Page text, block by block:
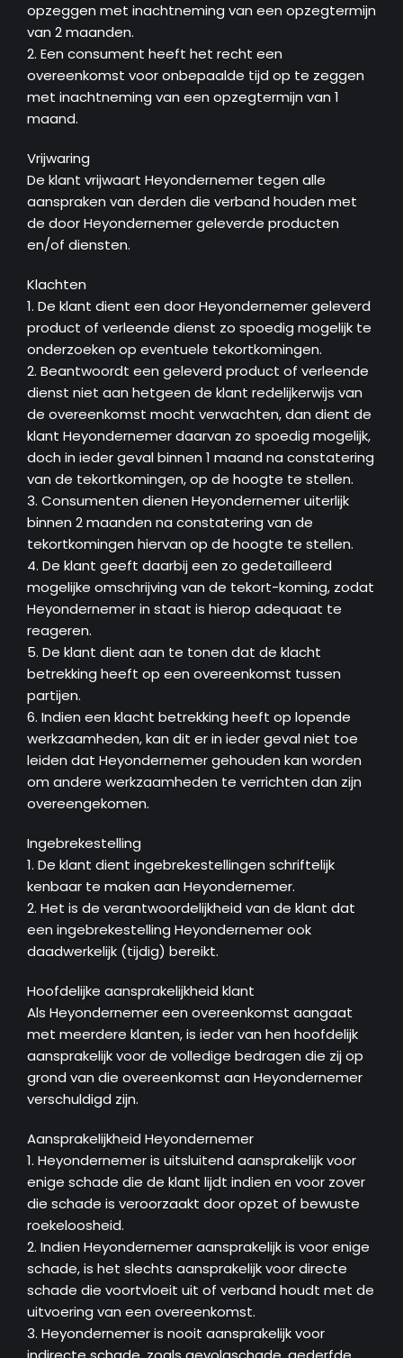
opzeggen met inachtneming van een opzegtermijn
van 2 maanden.
2. Een consument heeft het recht een
overeenkomst voor onbepaalde tijd op te zeggen
met inachtneming van een opzegtermijn van 1
maand.
Vrijwaring
De klant vrijwaart Heyondernemer tegen alle
aanspraken van derden die verband houden met
de door Heyondernemer geleverde producten
en/of diensten.
Klachten
1. De klant dient een door Heyondernemer geleverd
product of verleende dienst zo spoedig mogelijk te
onderzoeken op eventuele tekortkomingen.
2. Beantwoordt een geleverd product of verleende
dienst niet aan hetgeen de klant redelijkerwijs van
de overeenkomst mocht verwachten, dan dient de
klant Heyondernemer daarvan zo spoedig mogelijk,
doch in ieder geval binnen 1 maand na constatering
van de tekortkomingen, op de hoogte te stellen.
3. Consumenten dienen Heyondernemer uiterlijk
binnen 2 maanden na constatering van de
tekortkomingen hiervan op de hoogte te stellen.
4. De klant geeft daarbij een zo gedetailleerd
mogelijke omschrijving van de tekort-koming, zodat
Heyondernemer in staat is hierop adequaat te
reageren.
5. De klant dient aan te tonen dat de klacht
betrekking heeft op een overeenkomst tussen
partijen.
6. Indien een klacht betrekking heeft op lopende
werkzaamheden, kan dit er in ieder geval niet toe
leiden dat Heyondernemer gehouden kan worden
om andere werkzaamheden te verrichten dan zijn
overeengekomen.
Ingebrekestelling
1. De klant dient ingebrekestellingen schriftelijk
kenbaar te maken aan Heyondernemer.
2. Het is de verantwoordelijkheid van de klant dat
een ingebrekestelling Heyondernemer ook
daadwerkelijk (tijdig) bereikt.
Hoofdelijke aansprakelijkheid klant
Als Heyondernemer een overeenkomst aangaat
met meerdere klanten, is ieder van hen hoofdelijk
aansprakelijk voor de volledige bedragen die zij op
grond van die overeenkomst aan Heyondernemer
verschuldigd zijn.
Aansprakelijkheid Heyondernemer
1. Heyondernemer is uitsluitend aansprakelijk voor
enige schade die de klant lijdt indien en voor zover
die schade is veroorzaakt door opzet of bewuste
roekeloosheid.
2. Indien Heyondernemer aansprakelijk is voor enige
schade, is het slechts aansprakelijk voor directe
schade die voortvloeit uit of verband houdt met de
uitvoering van een overeenkomst.
3. Heyondernemer is nooit aansprakelijk voor